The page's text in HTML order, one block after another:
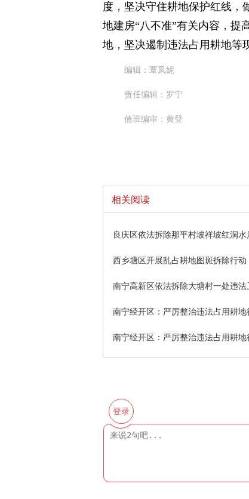
度，坚决守住耕地保护红线，
地建房“八不准”有关内容，提
地，坚决遏制违法占用耕地等
编辑：覃凤妮
责任编辑：罗宁
值班编审：黄登
相关阅读
良庆区依法拆除那平村坡祥坡红洞
西乡塘区开展乱占耕地图斑拆除行动
南宁高新区依法拆除大塘村一处违
南宁经开区：严厉整治违法占用耕地
南宁经开区：严厉整治违法占用耕地
登录